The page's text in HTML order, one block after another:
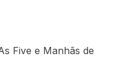
Five e Manhãs de